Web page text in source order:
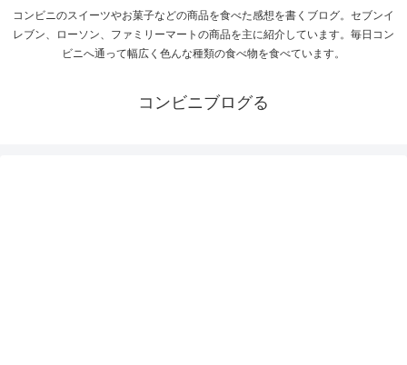
コンビニのスイーツやお菓子などの商品を食べた感想を書くブログ。セブンイ
レブン、ローソン、ファミリーマートの商品を主に紹介しています。毎日コン
ビニへ通って幅広く色んな種類の食べ物を食べています。
コンビニブログる